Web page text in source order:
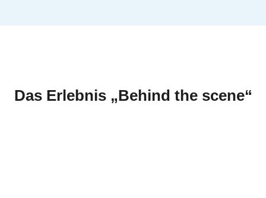
Das Erlebnis „Behind the scene“